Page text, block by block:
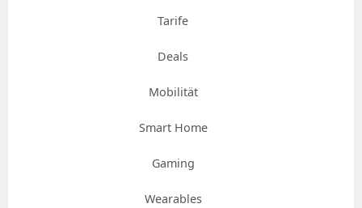
Tarife
Deals
Mobilität
Smart Home
Gaming
Wearables